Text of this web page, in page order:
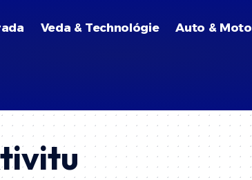
Veda & Technológie Auto & Moto